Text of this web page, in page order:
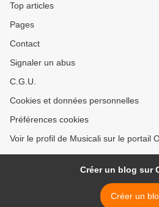
Top articles
Pages
Contact
Signaler un abus
C.G.U.
Cookies et données personnelles
Préférences cookies
Voir le profil de Musicali sur le portail
Créer un blog sur
Créer un